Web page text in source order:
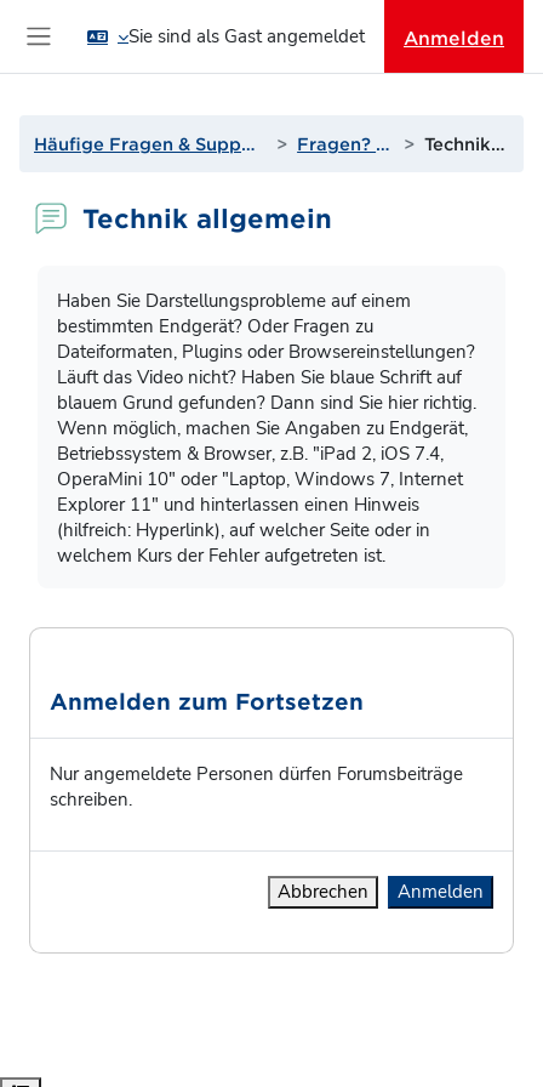
Sie sind als Gast angemeldet Anmelden
Häufige Fragen & Support zur Lernplattform Fragen? Antworten! Technik allgemein
Technik allgemein
Haben Sie Darstellungsprobleme auf einem
bestimmten Endgerät? Oder Fragen zu
Dateiformaten, Plugins oder Browsereinstellungen?
Läuft das Video nicht? Haben Sie blaue Schrift auf
blauem Grund gefunden? Dann sind Sie hier richtig.
Wenn möglich, machen Sie Angaben zu Endgerät,
Betriebssystem & Browser, z.B. "iPad 2, iOS 7.4,
OperaMini 10" oder "Laptop, Windows 7, Internet
Explorer 11" und hinterlassen einen Hinweis
(hilfreich: Hyperlink), auf welcher Seite oder in
welchem Kurs der Fehler aufgetreten ist.
Anmelden zum Fortsetzen
Nur angemeldete Personen dürfen Forumsbeiträge
schreiben.
Abbrechen Anmelden